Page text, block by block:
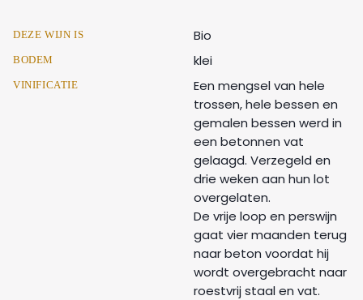
DEZE WIJN IS Bio
BODEM klei
VINIFICATIE
Een mengsel van hele
trossen, hele bessen en
gemalen bessen werd in
een betonnen vat
gelaagd. Verzegeld en
drie weken aan hun lot
overgelaten.
De vrije loop en perswijn
gaat vier maanden terug
naar beton voordat hij
wordt overgebracht naar
roestvrij staal en vat.